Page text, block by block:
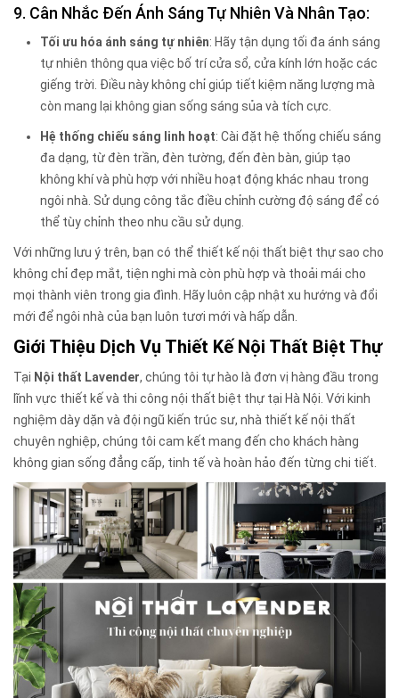
9. Cân Nhắc Đến Ánh Sáng Tự Nhiên Và Nhân Tạo:
Tối ưu hóa ánh sáng tự nhiên: Hãy tận dụng tối đa ánh sáng
tự nhiên thông qua việc bố trí cửa sổ, cửa kính lớn hoặc các
giếng trời. Điều này không chỉ giúp tiết kiệm năng lượng mà
còn mang lại không gian sống sáng sủa và tích cực.
Hệ thống chiếu sáng linh hoạt: Cài đặt hệ thống chiếu sáng
đa dạng, từ đèn trần, đèn tường, đến đèn bàn, giúp tạo
không khí và phù hợp với nhiều hoạt động khác nhau trong
ngôi nhà. Sử dụng công tắc điều chỉnh cường độ sáng để có
thể tùy chỉnh theo nhu cầu sử dụng.
Với những lưu ý trên, bạn có thể thiết kế nội thất biệt thự sao cho
không chỉ đẹp mắt, tiện nghi mà còn phù hợp và thoải mái cho
mọi thành viên trong gia đình. Hãy luôn cập nhật xu hướng và đổi
mới để ngôi nhà của bạn luôn tươi mới và hấp dẫn.
Giới Thiệu Dịch Vụ Thiết Kế Nội Thất Biệt Thự
Tại Nội thất Lavender, chúng tôi tự hào là đơn vị hàng đầu trong
lĩnh vực thiết kế và thi công nội thất biệt thự tại Hà Nội. Với kinh
nghiệm dày dặn và đội ngũ kiến trúc sư, nhà thiết kế nội thất
chuyên nghiệp, chúng tôi cam kết mang đến cho khách hàng
không gian sống đẳng cấp, tinh tế và hoàn hảo đến từng chi tiết.